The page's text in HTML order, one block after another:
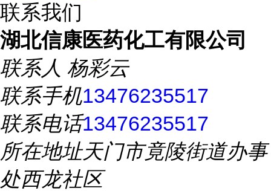
联系我们
湖北信康医药化工有限公司
联系人 杨彩云
联系手机13476235517
联系电话13476235517
所在地址天门市竟陵街道办事
处西龙社区